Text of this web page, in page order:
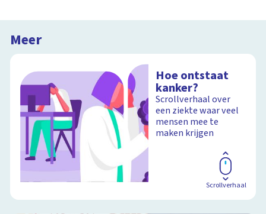
Meer
Hoe ontstaat
kanker?
Scrollverhaal over
een ziekte waar veel
mensen mee te
maken krijgen
Scrollverhaal